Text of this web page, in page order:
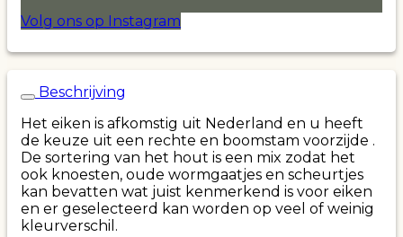
Volg ons op Instagram
Beschrijving
Het eiken is afkomstig uit Nederland en u heeft
de keuze uit een rechte en boomstam voorzijde .
De sortering van het hout is een mix zodat het
ook knoesten, oude wormgaatjes en scheurtjes
kan bevatten wat juist kenmerkend is voor eiken
en er geselecteerd kan worden op veel of weinig
kleurverschil.